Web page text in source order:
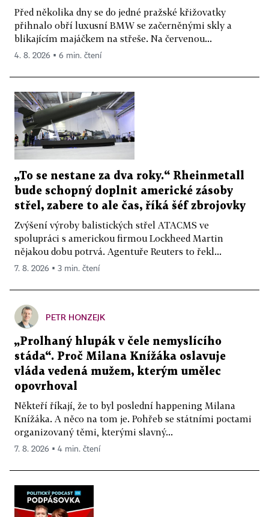
Před několika dny se do jedné pražské křižovatky
přihnalo obří luxusní BMW se začerněnými skly a
blikajícím majáčkem na střeše. Na červenou...
4. 8. 2026 ▪ 6 min. čtení
„To se nestane za dva roky.“ Rheinmetall
bude schopný doplnit americké zásoby
střel, zabere to ale čas, říká šéf zbrojovky
Zvýšení výroby balistických střel ATACMS ve
spolupráci s americkou firmou Lockheed Martin
nějakou dobu potrvá. Agentuře Reuters to řekl...
7. 8. 2026 ▪ 3 min. čtení
PETR HONZEJK
„Prolhaný hlupák v čele nemyslícího
stáda“. Proč Milana Knížáka oslavuje
vláda vedená mužem, kterým umělec
opovrhoval
Někteří říkají, že to byl poslední happening Milana
Knížáka. A něco na tom je. Pohřeb se státními poctami
organizovaný těmi, kterými slavný...
7. 8. 2026 ▪ 4 min. čtení